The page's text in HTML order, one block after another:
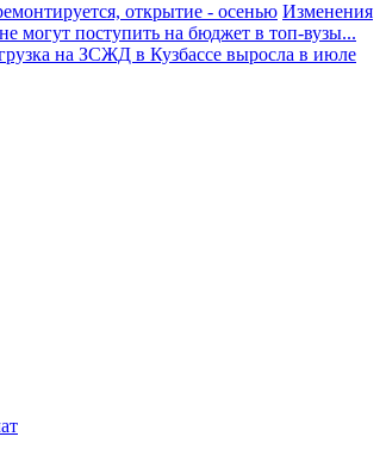
открытие - осенью Изменения
могут поступить на бюджет в топ-вузы...
на ЗСЖД в Кузбассе выросла в июле